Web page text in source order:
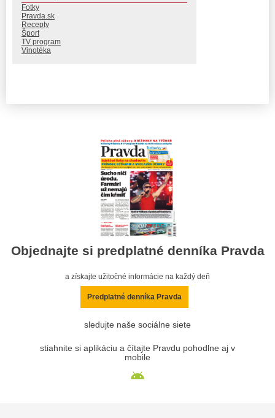
Fotky
Pravda.sk
Recepty
Šport
TV program
Vinotéka
Objednajte si predplatné denníka Pravda
a získajte užitočné informácie na každý deň
Predplatné denníka Pravda
sledujte naše sociálne siete
stiahnite si aplikáciu a čítajte Pravdu pohodlne aj v
mobile